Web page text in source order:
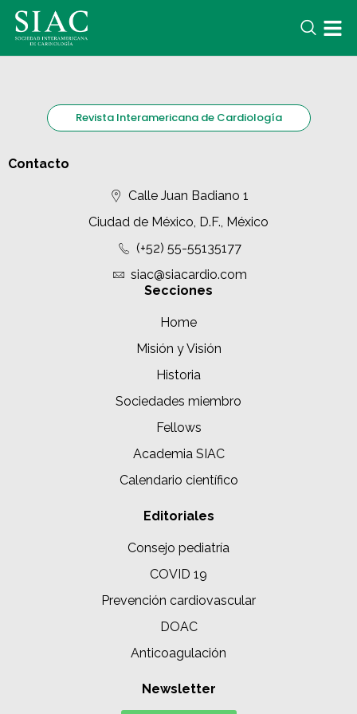
Revista Interamericana de Cardiología
Contacto
Calle Juan Badiano 1
Ciudad de México, D.F., México
(+52) 55-55135177
siac@siacardio.com
Secciones
Home
Misión y Visión
Historia
Sociedades miembro
Fellows
Academia SIAC
Calendario científico
Editoriales
Consejo pediatría
COVID 19
Prevención cardiovascular
DOAC
Anticoagulación
Newsletter